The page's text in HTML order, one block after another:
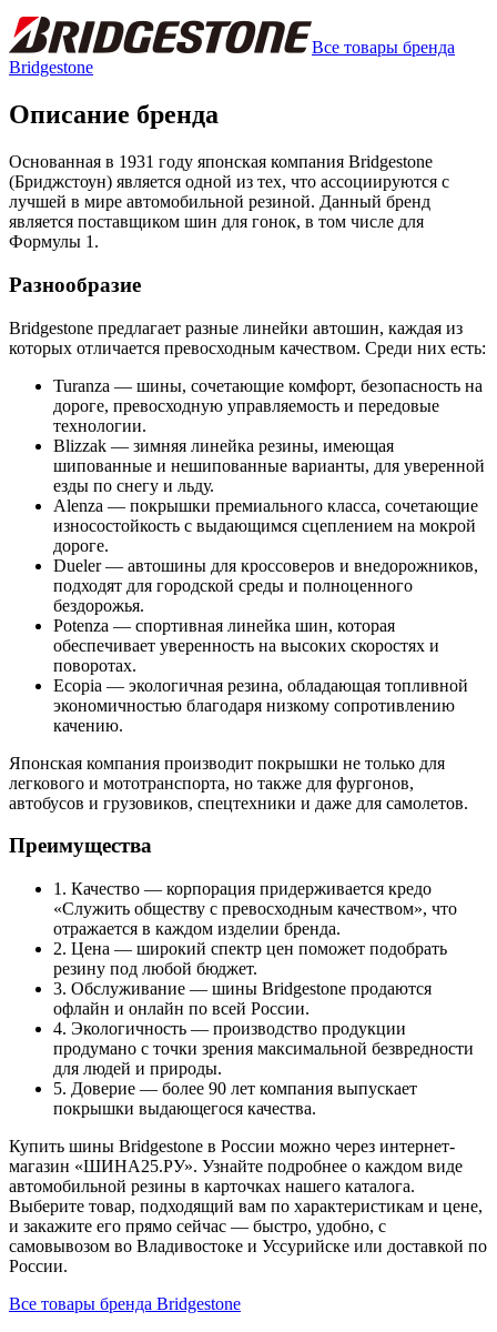
Все товары бренда
Bridgestone
Описание бренда
Основанная в 1931 году японская компания Bridgestone
(Бриджстоун) является одной из тех, что ассоциируются с
лучшей в мире автомобильной резиной. Данный бренд
является поставщиком шин для гонок, в том числе для
Формулы 1.
Разнообразие
Bridgestone предлагает разные линейки автошин, каждая из
которых отличается превосходным качеством. Среди них есть:
Turanza — шины, сочетающие комфорт, безопасность на
дороге, превосходную управляемость и передовые
технологии.
Blizzak — зимняя линейка резины, имеющая
шипованные и нешипованные варианты, для уверенной
езды по снегу и льду.
Alenza — покрышки премиального класса, сочетающие
износостойкость с выдающимся сцеплением на мокрой
дороге.
Dueler — автошины для кроссоверов и внедорожников,
подходят для городской среды и полноценного
бездорожья.
Potenza — спортивная линейка шин, которая
обеспечивает уверенность на высоких скоростях и
поворотах.
Ecopia — экологичная резина, обладающая топливной
экономичностью благодаря низкому сопротивлению
качению.
Японская компания производит покрышки не только для
легкового и мототранспорта, но также для фургонов,
автобусов и грузовиков, спецтехники и даже для самолетов.
Преимущества
1. Качество — корпорация придерживается кредо
«Служить обществу с превосходным качеством», что
отражается в каждом изделии бренда.
2. Цена — широкий спектр цен поможет подобрать
резину под любой бюджет.
3. Обслуживание — шины Bridgestone продаются
офлайн и онлайн по всей России.
4. Экологичность — производство продукции
продумано с точки зрения максимальной безвредности
для людей и природы.
5. Доверие — более 90 лет компания выпускает
покрышки выдающегося качества.
Купить шины Bridgestone в России можно через интернет-
магазин «ШИНА25.РУ». Узнайте подробнее о каждом виде
автомобильной резины в карточках нашего каталога.
Выберите товар, подходящий вам по характеристикам и цене,
и закажите его прямо сейчас — быстро, удобно, с
самовывозом во Владивостоке и Уссурийске или доставкой по
России.
Все товары бренда Bridgestone